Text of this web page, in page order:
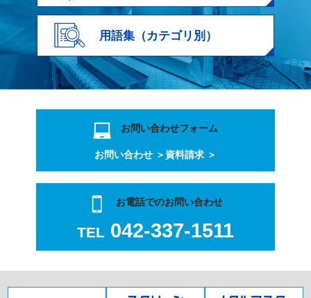
用語集（カテゴリ別）
お問い合わせフォーム
お問い合わせ ＞ 資料請求 ＞
お電話でのお問い合わせ
TEL 042-337-1511